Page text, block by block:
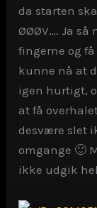
da starten
ØØØV…. Ja så
fingerne og
kunne nå at
igen hurtigt,
at få
desvære slet
omgange 🙂
ikke udgik